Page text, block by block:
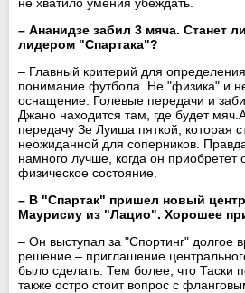
– Ананидзе забил 3 мяча. Станет
лидером "Спартака"?
– Главный критерий для
понимание футбола. Не "физика" и
оснащение. Голевые передачи и
Джано находится там, где будет
передачу Зе Луиша пяткой, которая
неожиданной для соперников.
намного лучше, когда он приобретет
физическое состояние.
– В "Спартак" пришел новый
Маурисиу из "Лацио". Хорошее
– Он выступал за "Спортинг" долгое
решение – приглашение
было сделать. Тем более, что Таски
также остро стоит вопрос с